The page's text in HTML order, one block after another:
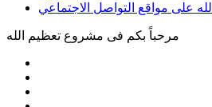
على مواقع التواصل الاجتماعي
مرحباً بكم فى مشروع تعظيم الله